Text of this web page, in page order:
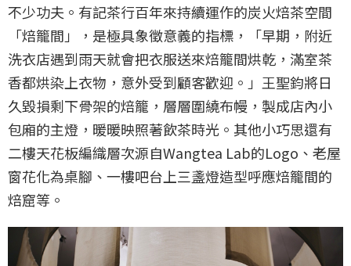
不少功夫。有記茶行百年來持續運作的炭火焙茶空間
「焙籠間」，是極具象徵意義的指標，「早期，附近
洗衣店遇到雨天就會把衣服送來焙籠間烘乾，滿室茶
香都烘染上衣物，意外受到顧客歡迎。」王聖鈞將日
久毀損剩下骨架的焙籠，層層圍繞布幔，製成店內小
包廂的主燈，暖暖映照著飲茶時光。其他小巧思還有
二樓天花板編織層次源自Wangtea Lab的Logo、老屋
窗花化為桌腳、一樓吧台上三盞燈造型呼應焙籠間的
焙窟等。